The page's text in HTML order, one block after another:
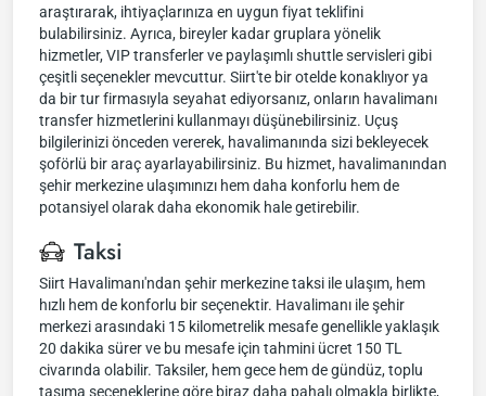
araştırarak, ihtiyaçlarınıza en uygun fiyat teklifini
bulabilirsiniz. Ayrıca, bireyler kadar gruplara yönelik
hizmetler, VIP transferler ve paylaşımlı shuttle servisleri gibi
çeşitli seçenekler mevcuttur. Siirt'te bir otelde konaklıyor ya
da bir tur firmasıyla seyahat ediyorsanız, onların havalimanı
transfer hizmetlerini kullanmayı düşünebilirsiniz. Uçuş
bilgilerinizi önceden vererek, havalimanında sizi bekleyecek
şoförlü bir araç ayarlayabilirsiniz. Bu hizmet, havalimanından
şehir merkezine ulaşımınızı hem daha konforlu hem de
potansiyel olarak daha ekonomik hale getirebilir.
Taksi
Siirt Havalimanı'ndan şehir merkezine taksi ile ulaşım, hem
hızlı hem de konforlu bir seçenektir. Havalimanı ile şehir
merkezi arasındaki 15 kilometrelik mesafe genellikle yaklaşık
20 dakika sürer ve bu mesafe için tahmini ücret 150 TL
civarında olabilir. Taksiler, hem gece hem de gündüz, toplu
taşıma seçeneklerine göre biraz daha pahalı olmakla birlikte,